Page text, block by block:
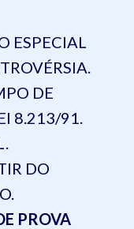
ESPECIAL
DE
8.213/91.
DO
PROVA